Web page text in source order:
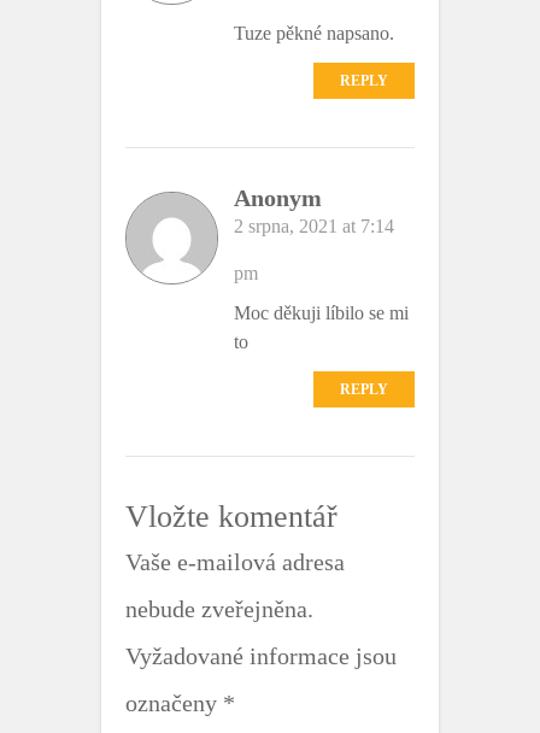
Tuze pěkné napsano.
REPLY
Anonym
2 srpna, 2021 at 7:14
pm
Moc děkuji líbilo se mi
to
REPLY
Vložte komentář
Vaše e-mailová adresa
nebude zveřejněna.
Vyžadované informace jsou
označeny *